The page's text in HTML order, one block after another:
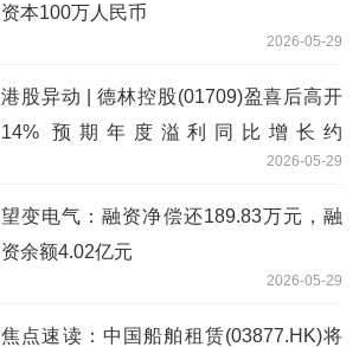
资本100万人民币
2026-05-29
港股异动 | 德林控股(01709)盈喜后高开
14% 预期年度溢利同比增长约
2026-05-29
望变电气：融资净偿还189.83万元，融
资余额4.02亿元
2026-05-29
焦点速读：中国船舶租赁(03877.HK)将